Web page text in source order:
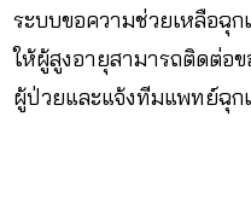
ระบบขอความช่วยเหลือฉุ
ให้ผู้สูงอายุสามารถติดต่อ
ผู้ป่วยและแจ้งทีมแพทย์ฉุก